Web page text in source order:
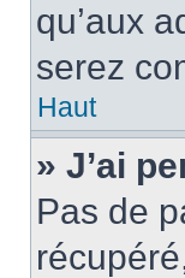
qu’aux
serez
Haut
» J’ai
Pas de